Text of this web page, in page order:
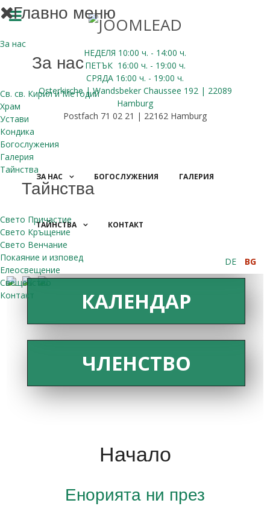
НЕДЕЛЯ 10:00 ч. - 14:00 ч.
ПЕТЪК 16:00 ч. - 19:00 ч.
СРЯДА 16:00 ч. - 19:00 ч.
Osterkirche | Wandsbeker Chaussee 192 | 22089
Hamburg
Postfach 71 02 21 | 22162 Hamburg
Главно меню
За нас
За нас
Св. св. Кирил и Методий
Храм
Устави
Кондика
Богослужения
Галерия
Тайнства
Тайнства
Свето Причастие
Свето Кръщение
Свето Венчание
Покаяние и изповед
Елеосвещение
Свещенство
Контакт
ЗА НАС БОГОСЛУЖЕНИЯ ГАЛЕРИЯ
ТАЙНСТВА КОНТАКТ
DE BG
КАЛЕНДАР
ЧЛЕНСТВО
Начало
Енорията ни през